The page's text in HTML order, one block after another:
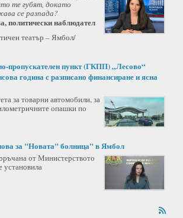
те губят, докато
се разпада?
политически наблюдател
театър – Ямбол/
пропускателен пункт (ГКПП) „Лесово“
година с разписано финансиране и ясна
за товарни автомобили, за
опашки по
за "Новата" болница" в Ямбол
от Министерството
установила